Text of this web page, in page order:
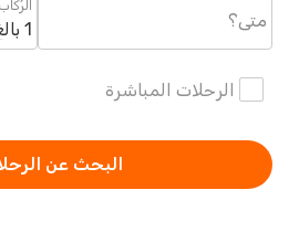
متى؟
الرُكاب
1 بالغ
الرحلات المباشرة
البحث عن